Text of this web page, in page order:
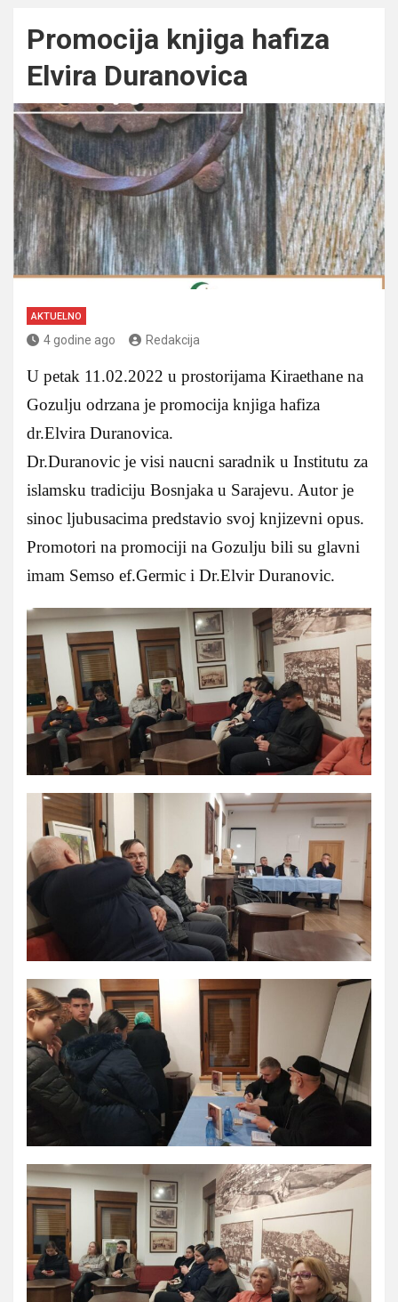
Promocija knjiga hafiza
Elvira Duranovica
AKTUELNO
4 godine ago Redakcija
U petak 11.02.2022 u prostorijama Kiraethane na
Gozulju odrzana je promocija knjiga hafiza
dr.Elvira Duranovica.
Dr.Duranovic je visi naucni saradnik u Institutu za
islamsku tradiciju Bosnjaka u Sarajevu. Autor je
sinoc ljubusacima predstavio svoj knjizevni opus.
Promotori na promociji na Gozulju bili su glavni
imam Semso ef.Germic i Dr.Elvir Duranovic.